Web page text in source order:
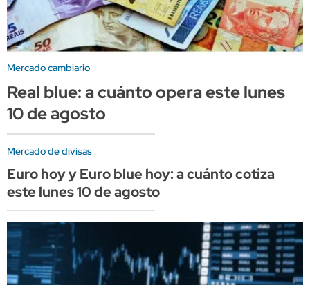
Mercado cambiario
Real blue: a cuánto opera este lunes
10 de agosto
Mercado de divisas
Euro hoy y Euro blue hoy: a cuánto cotiza
este lunes 10 de agosto